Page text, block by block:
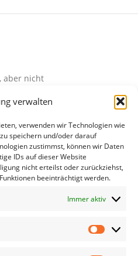
verwalten
verwenden wir Technologien wie
speichern und/oder darauf
zustimmst, können wir Daten
IDs auf dieser Website
nicht erteilst oder zurückziehst,
beeinträchtigt werden.
Immer aktiv
aber nicht